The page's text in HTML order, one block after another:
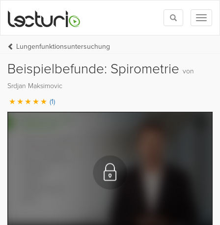
Toggle
search
Lungenfunktionsuntersuchung
Beispielbefunde: Spirometrie von
Srdjan Maksimovic
(1)